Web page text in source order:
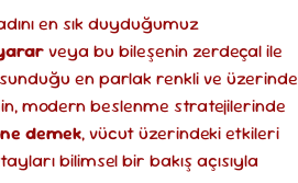
en sık duyduğumuz
veya bu bileşenin zerdeçal ile
en parlak renkli ve üzerinde
modern beslenme stratejilerinde
demek, vücut üzerindeki etkileri
bilimsel bir bakış açısıyla